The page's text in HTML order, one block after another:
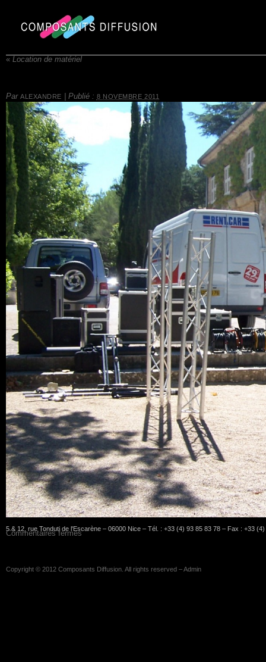
« Location de matériel
Par ALEXANDRE Publié : 8 NOVEMBRE 2011
Commentaires fermés
5 & 12, rue Tonduti de l'Escarène – 06000 Nice – Tél. : +33 (4) 93 85 83 78 – Fax : +33
Copyright © 2012 Composants Diffusion . All rights reserved –Admin